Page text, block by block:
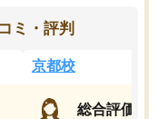
ミ・評判
京都校
総合評価